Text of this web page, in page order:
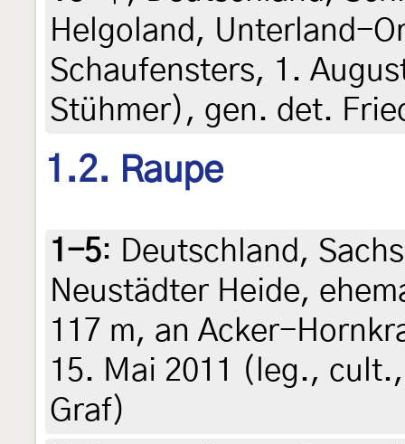
Helgoland, Unterland-
Schaufensters, 1.
Stühmer), gen. det.
1.2. Raupe
1-5: Deutschland,
Neustädter Heide,
117 m, an Acker-
15. Mai 2011 (leg.,
Graf)